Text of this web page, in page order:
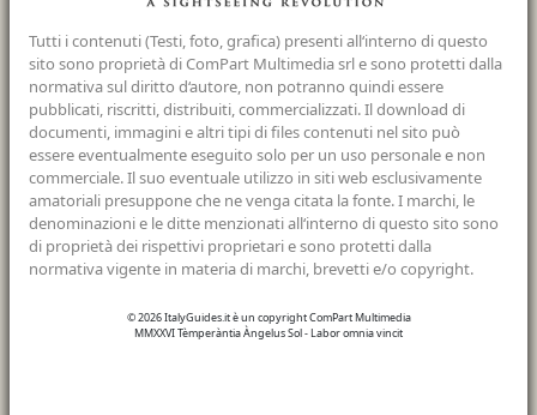
Tutti i contenuti (Testi, foto, grafica) presenti all‘interno di questo
sito sono proprietà di ComPart Multimedia srl e sono protetti dalla
normativa sul diritto d‘autore, non potranno quindi essere
pubblicati, riscritti, distribuiti, commercializzati. Il download di
documenti, immagini e altri tipi di files contenuti nel sito può
essere eventualmente eseguito solo per un uso personale e non
commerciale. Il suo eventuale utilizzo in siti web esclusivamente
amatoriali presuppone che ne venga citata la fonte. I marchi, le
denominazioni e le ditte menzionati all‘interno di questo sito sono
di proprietà dei rispettivi proprietari e sono protetti dalla
normativa vigente in materia di marchi, brevetti e/o copyright.
© 2026 ItalyGuides.it è un copyright ComPart Multimedia
MMXXVI Tèmperàntia Àngelus Sol - Labor omnia vincit